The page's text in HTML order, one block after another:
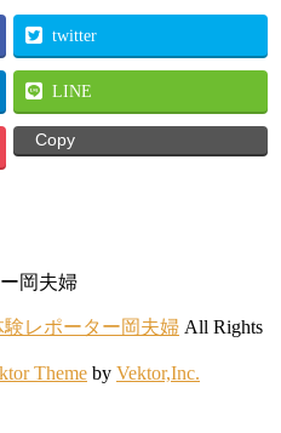
twitter
LINE
Copy
岡夫婦
レポーター岡夫婦 All Rights
Theme by Vektor,Inc.